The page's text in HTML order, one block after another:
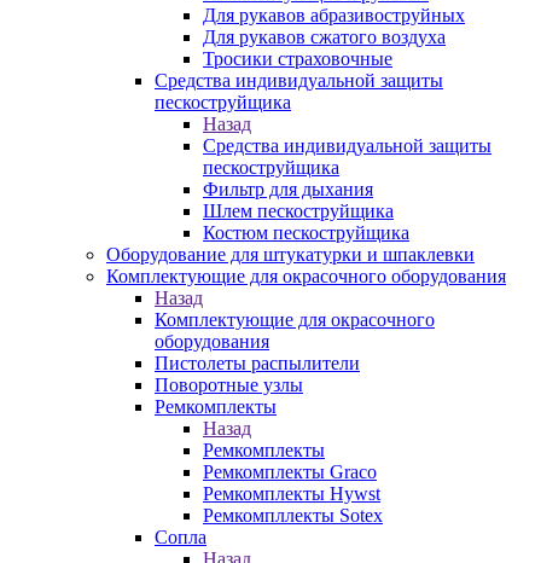
Для рукавов абразивоструйных
Для рукавов сжатого воздуха
Тросики страховочные
Средства индивидуальной защиты
пескоструйщика
Назад
Средства индивидуальной защиты
пескоструйщика
Фильтр для дыхания
Шлем пескоструйщика
Костюм пескоструйщика
Оборудование для штукатурки и шпаклевки
Комплектующие для окрасочного оборудования
Назад
Комплектующие для окрасочного
оборудования
Пистолеты распылители
Поворотные узлы
Ремкомплекты
Назад
Ремкомплекты
Ремкомплекты Graco
Ремкомплекты Hywst
Ремкомпллекты Sotex
Сопла
Назад